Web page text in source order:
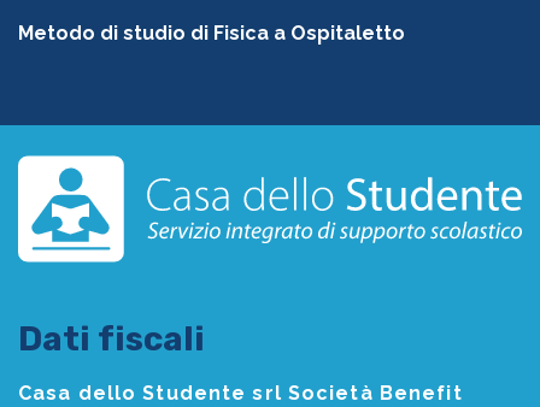
Metodo di studio di Fisica a Ospitaletto
Dati fiscali
Casa dello Studente srl Società Benefit